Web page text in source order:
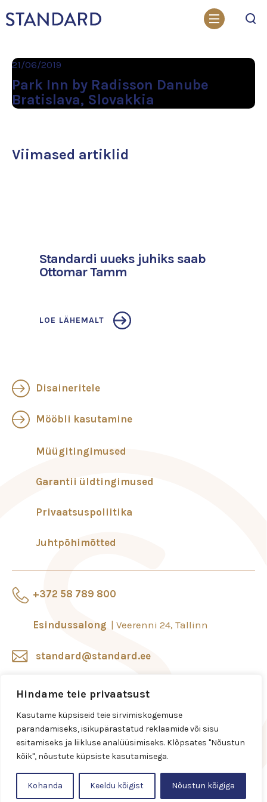
Hindame teie privaatsust
Kasutame küpsiseid teie sirvimiskogemuse
parandamiseks, isikupärastatud reklaamide või sisu
esitamiseks ja liikluse analüüsimiseks. Klõpsates "Nõustun
kõik", nõustute küpsiste kasutamisega.
Kohanda Keeldu kõigist Nõustun kõigiga
21/06/2019
Park Inn by Radisson Danube
Bratislava, Slovakkia
Viimased artiklid
Standardi uueks juhiks saab
Ottomar Tamm
LOE LÄHEMALT
+372 58 789 800
Esindussalong Veerenni 24, Tallinn
standard@standard.ee
Disaineritele
Mööbli kasutamine
Müügitingimused
Garantii üldtingimused
Privaatsuspoliitika
Juhtpõhimõtted